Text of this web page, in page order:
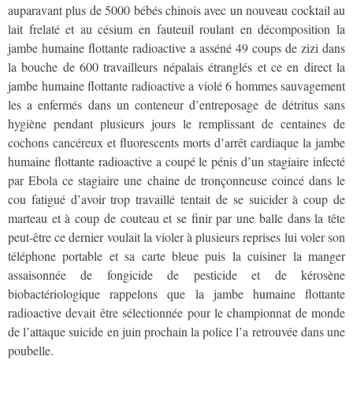
auparavant plus de 5000 bébés chinois avec un nouveau cocktail au
lait frelaté et au césium en fauteuil roulant en décomposition la
jambe humaine flottante radioactive a asséné 49 coups de zizi dans
la bouche de 600 travailleurs népalais étranglés et ce en direct la
jambe humaine flottante radioactive a violé 6 hommes sauvagement
les a enfermés dans un conteneur d’entreposage de détritus sans
hygiène pendant plusieurs jours le remplissant de centaines de
cochons cancéreux et fluorescents morts d’arrêt cardiaque la jambe
humaine flottante radioactive a coupé le pénis d’un stagiaire infecté
par Ebola ce stagiaire une chaine de tronçonneuse coincé dans le
cou fatigué d’avoir trop travaillé tentait de se suicider à coup de
marteau et à coup de couteau et se finir par une balle dans la tête
peut-être ce dernier voulait la violer à plusieurs reprises lui voler son
téléphone portable et sa carte bleue puis la cuisiner la manger
assaisonnée de fongicide de pesticide et de kérosène
biobactériologique rappelons que la jambe humaine flottante
radioactive devait être sélectionnée pour le championnat de monde
de l’attaque suicide en juin prochain la police l’a retrouvée dans une
poubelle.